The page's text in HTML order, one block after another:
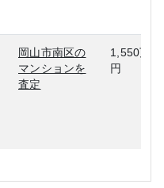
岡山市南区の
マンションを
査定
1,550万
円